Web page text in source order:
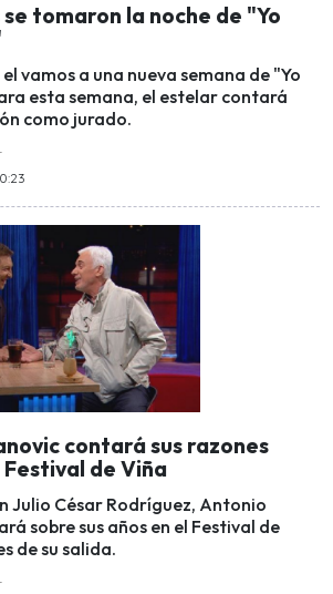
tomaron la noche de "Yo
vamos a una nueva semana de "Yo
esta semana, el estelar contará
como jurado.
contará sus razones
de Viña
Julio César Rodríguez, Antonio
sobre sus años en el Festival de
de su salida.